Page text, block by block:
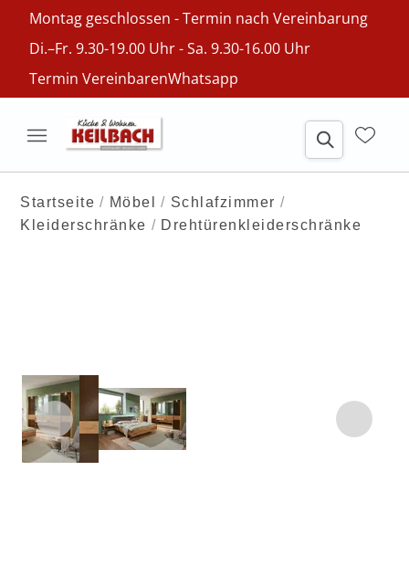
Montag geschlossen - Termin nach Vereinbarung
Di.–Fr. 9.30-19.00 Uhr - Sa. 9.30-16.00 Uhr
Termin VereinbarenWhatsapp
Startseite Möbel
Schlafzimmer
Kleiderschränke
Drehtürenkleiderschränke